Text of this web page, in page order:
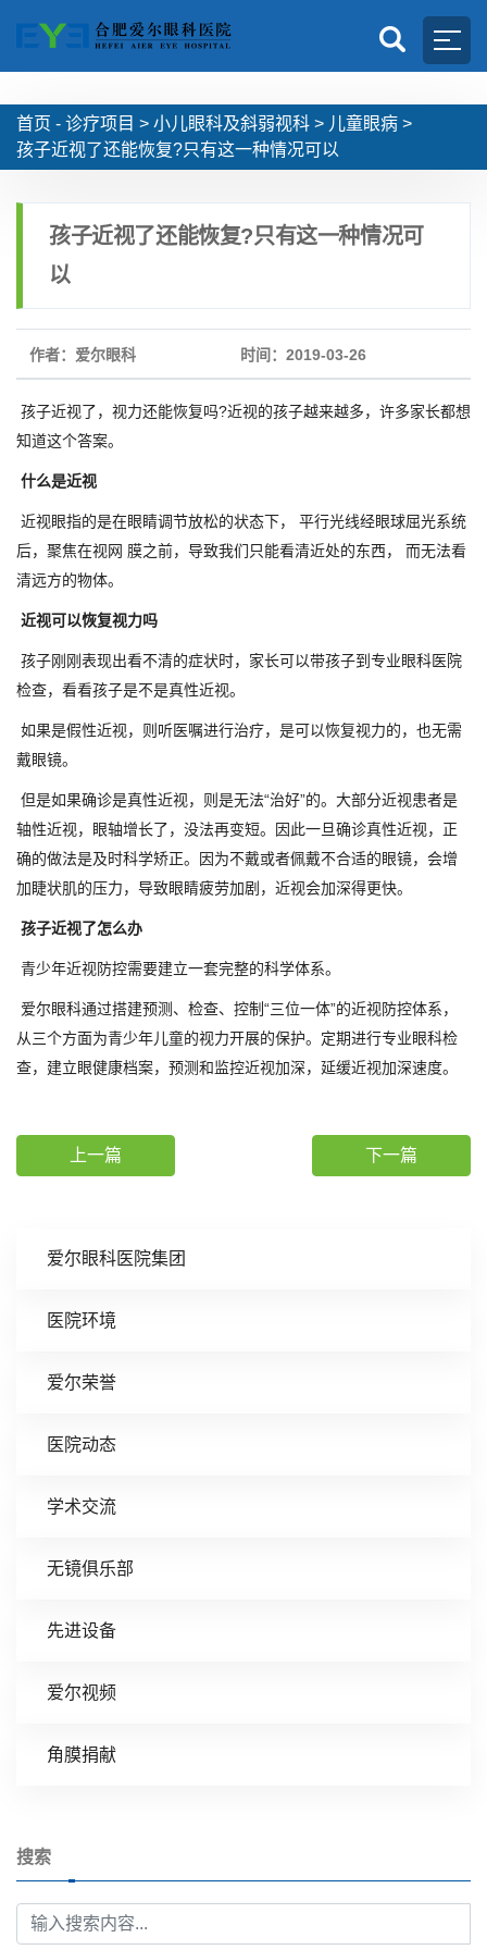
首页 - 诊疗项目 > 小儿眼科及斜弱视科 > 儿童眼病 >
孩子近视了还能恢复?只有这一种情况可以
爱尔眼科医院集团
医院环境
爱尔荣誉
医院动态
学术交流
无镜俱乐部
先进设备
爱尔视频
角膜捐献
搜索
孩子近视了还能恢复?只有这一种情况可
以
作者：爱尔眼科 时间：2019-03-26
孩子近视了，视力还能恢复吗?近视的孩子越来越多，许多家长都想
知道这个答案。
什么是近视
近视眼指的是在眼睛调节放松的状态下， 平行光线经眼球屈光系统
后，聚焦在视网 膜之前，导致我们只能看清近处的东西， 而无法看
清远方的物体。
近视可以恢复视力吗
孩子刚刚表现出看不清的症状时，家长可以带孩子到专业眼科医院
检查，看看孩子是不是真性近视。
如果是假性近视，则听医嘱进行治疗，是可以恢复视力的，也无需
戴眼镜。
但是如果确诊是真性近视，则是无法“治好”的。大部分近视患者是
轴性近视，眼轴增长了，没法再变短。因此一旦确诊真性近视，正
确的做法是及时科学矫正。因为不戴或者佩戴不合适的眼镜，会增
加睫状肌的压力，导致眼睛疲劳加剧，近视会加深得更快。
孩子近视了怎么办
青少年近视防控需要建立一套完整的科学体系。
爱尔眼科通过搭建预测、检查、控制“三位一体”的近视防控体系，
从三个方面为青少年儿童的视力开展的保护。定期进行专业眼科检
查，建立眼健康档案，预测和监控近视加深，延缓近视加深速度。
上一篇 下一篇